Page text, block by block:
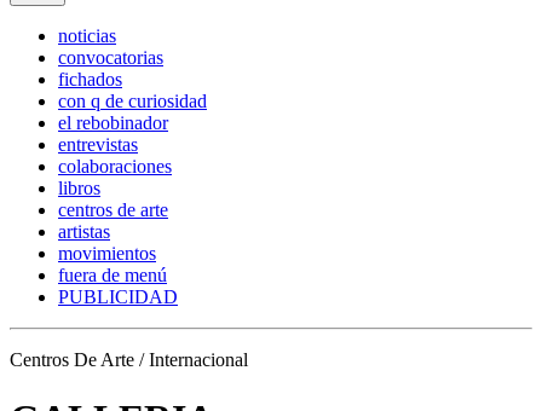
noticias
convocatorias
fichados
con q de curiosidad
el rebobinador
entrevistas
colaboraciones
libros
centros de arte
artistas
movimientos
fuera de menú
PUBLICIDAD
Centros De Arte / Internacional